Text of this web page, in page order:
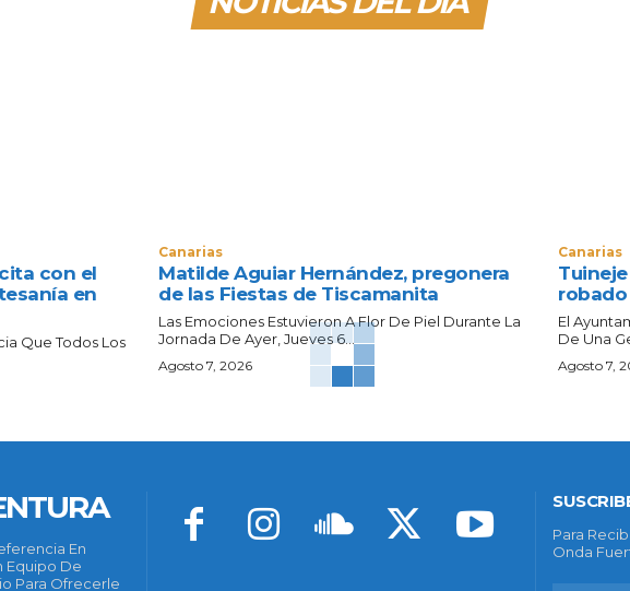
con el
en
Que Todos Los
Canarias
Matilde Aguiar Hernández, pregonera
de las Fiestas de Tiscamanita
Las Emociones Estuvieron A Flor De Piel Durante La
Jornada De Ayer, Jueves 6...
Agosto 7, 2026
Canarias
robado
El
De Una
Agosto 7,
En
Equipo De
Para Ofrecerle
Para
Onda